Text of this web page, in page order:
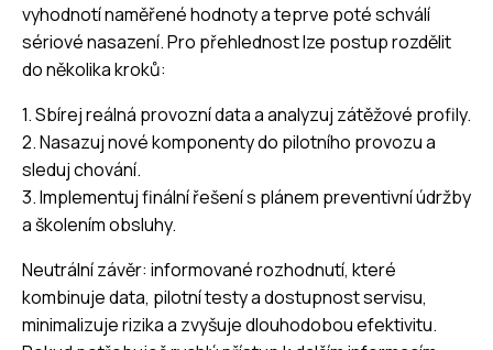
vyhodnotí naměřené hodnoty a teprve poté schválí
sériové nasazení. Pro přehlednost lze postup rozdělit
do několika kroků:
1. Sbírej reálná provozní data a analyzuj zátěžové profily.
2. Nasazuj nové komponenty do pilotního provozu a
sleduj chování.
3. Implementuj finální řešení s plánem preventivní údržby
a školením obsluhy.
Neutrální závěr: informované rozhodnutí, které
kombinuje data, pilotní testy a dostupnost servisu,
minimalizuje rizika a zvyšuje dlouhodobou efektivitu.